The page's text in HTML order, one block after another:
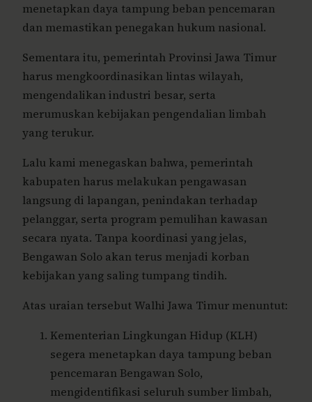
menetapkan daya tampung beban pencemaran
dan memastikan penegakan hukum nasional.
Sementara itu, pemerintah Provinsi Jawa Timur
harus mengkoordinasikan lintas wilayah,
mengendalikan industri besar, serta
merumuskan kebijakan pengendalian limbah
yang terukur.
Lalu kami menegaskan bahwa, pemerintah
kabupaten harus melakukan pengawasan
langsung di lapangan, penindakan terhadap
pelanggar, serta program pemulihan kawasan
secara nyata. Tanpa koordinasi yang jelas,
Bengawan Solo akan terus menjadi korban
kebijakan yang saling tumpang tindih.
Atas uraian tersebut Walhi Jawa Timur menuntut:
Kementerian Lingkungan Hidup (KLH)
segera menetapkan daya tampung beban
pencemaran Bengawan Solo,
mengidentifikasi seluruh sumber limbah,